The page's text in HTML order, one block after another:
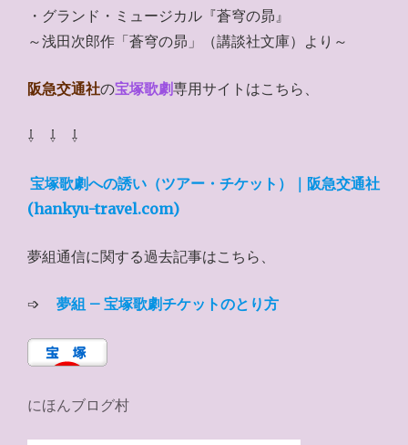
・グランド・ミュージカル『蒼穹の昴』
～浅田次郎作「蒼穹の昴」（講談社文庫）より～
阪急交通社の宝塚歌劇専用サイトはこちら、
⇩ ⇩ ⇩
宝塚歌劇への誘い（ツアー・チケット）｜阪急交通社
(hankyu-travel.com)
夢組通信に関する過去記事はこちら、
➩ 夢組 – 宝塚歌劇チケットのとり方
にほんブログ村